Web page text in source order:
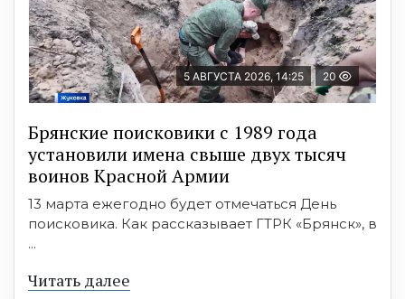
5 АВГУСТА 2026, 14:25 20
Брянские поисковики с 1989 года
установили имена свыше двух тысяч
воинов Красной Армии
13 марта ежегодно будет отмечаться День
поисковика. Как рассказывает ГТРК «Брянск», в
...
Читать далее